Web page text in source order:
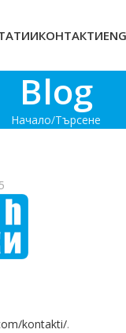
КОНТАКТИ
Blog
Начало Търсене
kontakti/.